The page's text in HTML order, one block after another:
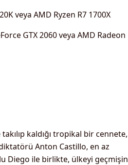
veya AMD Ryzen R7 1700X
GTX 2060 veya AMD Radeon
kaldığı tropikal bir cennete,
Anton Castillo, en az
Diego ile birlikte, ülkeyi geçmişin